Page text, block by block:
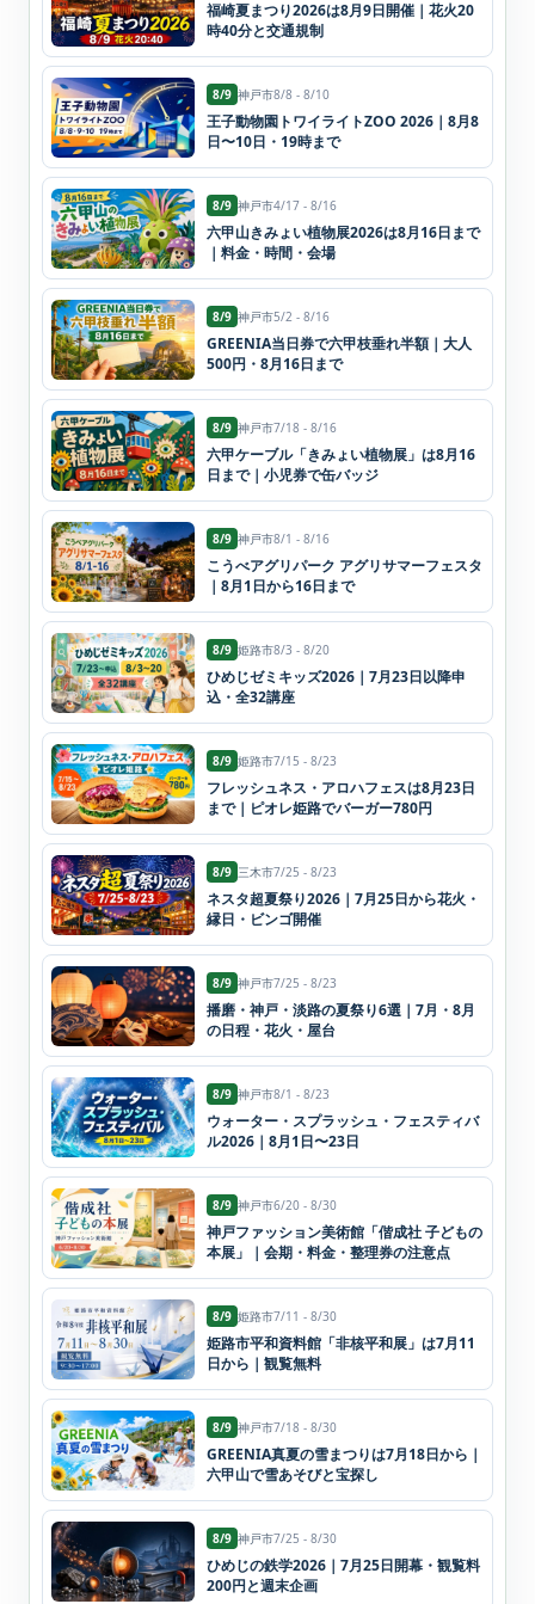
福崎夏まつり2026は8月9日開催｜花火20
時40分と交通規制
8/9 神戸市8/8 - 8/10
王子動物園トワイライトZOO 2026｜8月8
日〜10日・19時まで
8/9 神戸市4/17 - 8/16
六甲山きみょい植物展2026は8月16日まで
｜料金・時間・会場
8/9 神戸市5/2 - 8/16
GREENIA当日券で六甲枝垂れ半額｜大人
500円・8月16日まで
8/9 神戸市7/18 - 8/16
六甲ケーブル「きみょい植物展」は8月16
日まで｜小児券で缶バッジ
8/9 神戸市8/1 - 8/16
こうべアグリパーク アグリサマーフェスタ
｜8月1日から16日まで
8/9 姫路市8/3 - 8/20
ひめじゼミキッズ2026｜7月23日以降申
込・全32講座
8/9 姫路市7/15 - 8/23
フレッシュネス・アロハフェスは8月23日
まで｜ピオレ姫路でバーガー780円
8/9 三木市7/25 - 8/23
ネスタ超夏祭り2026｜7月25日から花火・
縁日・ビンゴ開催
8/9 神戸市7/25 - 8/23
播磨・神戸・淡路の夏祭り6選｜7月・8月
の日程・花火・屋台
8/9 神戸市8/1 - 8/23
ウォーター・スプラッシュ・フェスティバ
ル2026｜8月1日〜23日
8/9 神戸市6/20 - 8/30
神戸ファッション美術館「偕成社 子どもの
本展」｜会期・料金・整理券の注意点
8/9 姫路市7/11 - 8/30
姫路市平和資料館「非核平和展」は7月11
日から｜観覧無料
8/9 神戸市7/18 - 8/30
GREENIA真夏の雪まつりは7月18日から｜
六甲山で雪あそびと宝探し
8/9 神戸市7/25 - 8/30
ひめじの鉄学2026｜7月25日開幕・観覧料
200円と週末企画